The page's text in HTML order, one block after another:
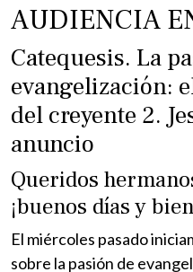
AUDIENCIA
Catequesis. La
evangelización:
del creyente 2.
anuncio
Queridos
¡buenos días y
El miércoles pasado
sobre la pasión de